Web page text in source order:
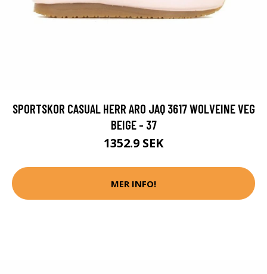
SPORTSKOR CASUAL HERR ARO JAQ 3617 WOLVEINE VEG
BEIGE - 37
1352.9 SEK
MER INFO!